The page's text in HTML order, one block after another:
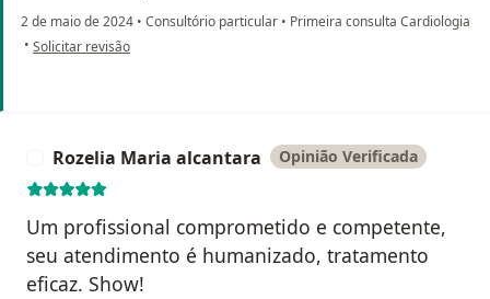
2 de maio de 2024 • Consultório particular • Primeira consulta Cardiologia
• na opinião do utilizador Bruno César Pereira Lima
Solicitar revisão
Rozelia Maria alcantara Opinião Verificada
Um profissional comprometido e competente,
seu atendimento é humanizado, tratamento
eficaz. Show!